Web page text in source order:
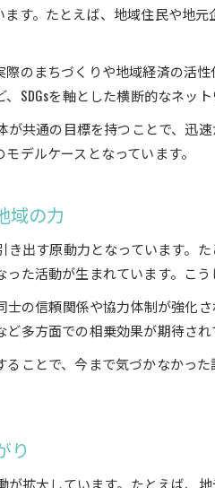
す。たとえば、地域住民や地
のまちづくりや地域経済の活
SDGsを軸とした横断的なネット
が共通の目標を持つことで、
デルケースとなっています。
域の力
き出す原動力となっています。
た活動が生まれています。こ
士の信頼関係や協力体制が強化
多方面での相乗効果が期待され
ことで、今まで気づかなかっ
り
が拡大しています。たとえば